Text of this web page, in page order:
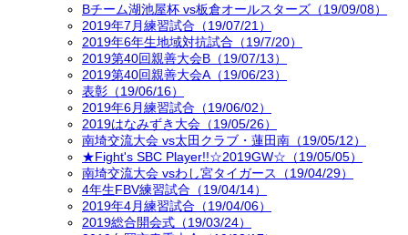
Bチーム湖池屋杯 vs板倉オールスターズ（19/09/08）
2019年7月練習試合（19/07/21）
2019年6年生地域対抗試合（19/7/20）
2019第40回親善大会B（19/07/13）
2019第40回親善大会A（19/06/23）
表彰（19/06/16）
2019年6月練習試合（19/06/02）
2019はなみずき大会（19/05/26）
南埼交流大会 vs太田クラブ・蓮田南（19/05/12）
★Fight's SBC Player!!☆2019GW☆（19/05/05）
南埼交流大会 vsわし宮タイガース（19/04/29）
4年生FBV練習試合（19/04/14）
2019年4月練習試合（19/04/06）
2019総合開会式（19/03/24）